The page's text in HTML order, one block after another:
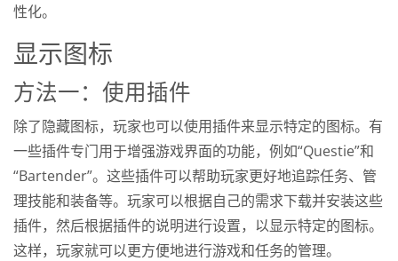
性化。
显示图标
方法一：使用插件
除了隐藏图标，玩家也可以使用插件来显示特定的图标。有
一些插件专门用于增强游戏界面的功能，例如“Questie”和
“Bartender”。这些插件可以帮助玩家更好地追踪任务、管
理技能和装备等。玩家可以根据自己的需求下载并安装这些
插件，然后根据插件的说明进行设置，以显示特定的图标。
这样，玩家就可以更方便地进行游戏和任务的管理。